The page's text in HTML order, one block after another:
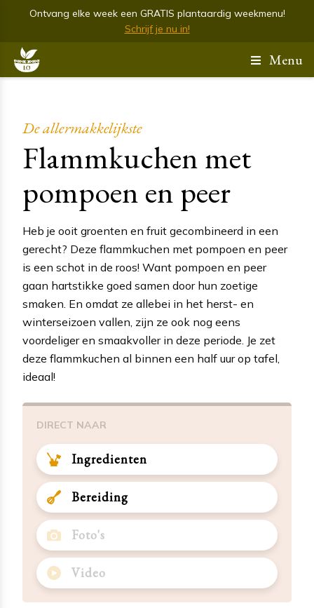
Ontvang elke week een GRATIS plantaardig weekmenu!
Schrijf je nu in!
Menu
De allermakkelijkste
Flammkuchen met
pompoen en peer
Heb je ooit groenten en fruit gecombineerd in een
gerecht? Deze flammkuchen met pompoen en peer
is een schot in de roos! Want pompoen en peer
gaan hartstikke goed samen door hun zoetige
smaken. En omdat ze allebei in het herst- en
winterseizoen vallen, zijn ze ook nog eens
voordeliger en smaakvoller in deze periode. Je zet
deze flammkuchen al binnen een half uur op tafel,
ideaal!
DIRECT NAAR
Ingredienten
Bereiding
Foto's
Video